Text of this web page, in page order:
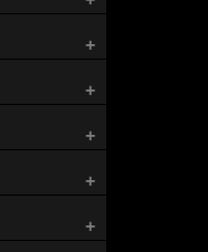
+
+
+
+
+